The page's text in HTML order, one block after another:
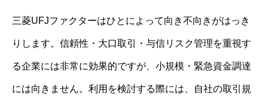
三菱UFJファクターはひとによって向き不向きがはっき
りします。信頼性・大口取引・与信リスク管理を重視す
る企業には非常に効果的ですが、小規模・緊急資金調達
には向きません。利用を検討する際には、自社の取引規